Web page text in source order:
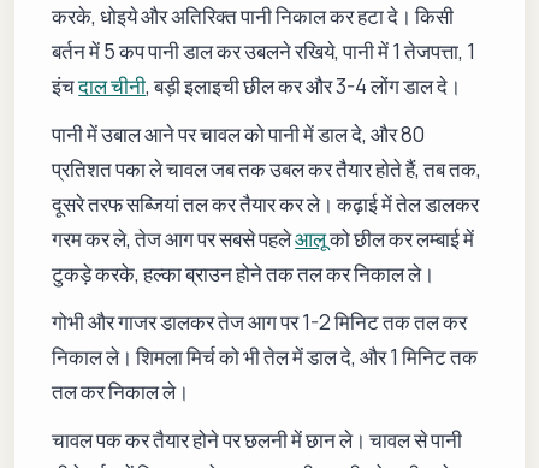
करके, धोइये और अतिरिक्त पानी निकाल कर हटा दे। किसी
बर्तन में 5 कप पानी डाल कर उबलने रखिये, पानी में 1 तेजपत्ता, 1
इंचदाल चीनी, बड़ी इलाइची छील कर और 3-4 लोंग डाल दे।
पानी में उबाल आने पर चावल को पानी में डाल दे, और 80
प्रतिशत पका ले चावल जब तक उबल कर तैयार होते हैं, तब तक,
दूसरे तरफ सब्जियां तल कर तैयार कर ले। कढ़ाई में तेल डालकर
गरम कर ले, तेज आग पर सबसे पहलेआलूको छील कर लम्बाई में
टुकड़े करके, हल्का ब्राउन होने तक तल कर निकाल ले।
गोभी और गाजर डालकर तेज आग पर 1-2 मिनिट तक तल कर
निकाल ले। शिमला मिर्च को भी तेल में डाल दे, और 1 मिनिट तक
तल कर निकाल ले।
चावल पक कर तैयार होने पर छलनी में छान ले। चावल से पानी